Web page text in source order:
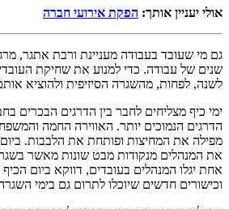
אולי יעניין אותך: הפקת אירועי חברה
גם מי שעובד בעבודה מעניינת ורבת אתגר,
שנים של עבודה. כדי למנוע את שחיקת
לשנה, לפחות, מהשגרה הסיזיפית ולהוציא
ימי כיף מצליחים לחבר בין הדרגים הבכרים
הדרגים הנמוכים יותר. האווירה החמה
מפילה את המחיצות ופותחת את הלבבות. ביום
את המנהלים מנקודות מבט שונות מאשר
אחת יגלו המנהלים בעובדים, דווקא ביום
וכישורים חדשים שיוכלו לתרום גם בימי